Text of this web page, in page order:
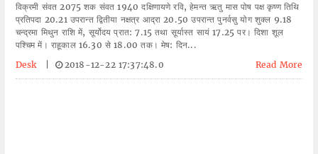
विक्रमी संवत 2075 शक संवत 1940 दक्षिणायणे रवि, हेमन्त ऋतु मास पोष पक्ष कृष्ण तिथि
प्रतिपदा 20.21 उपरान्त द्वितीया नक्षत्र आद्रा 20.50 उपरान्त पुनर्वसु योग शुक्ल 9.18
चन्द्रमा मिथुन राशि में, सूर्योदय प्रात: 7.15 तथा सूर्यास्त सायं 17.25 पर। दिशा शूल
पश्चिम में। राहूकाल 16.30 से 18.00 तक। मेष: दिन...
Desk
2018-12-22 17:37:48.0 Read More